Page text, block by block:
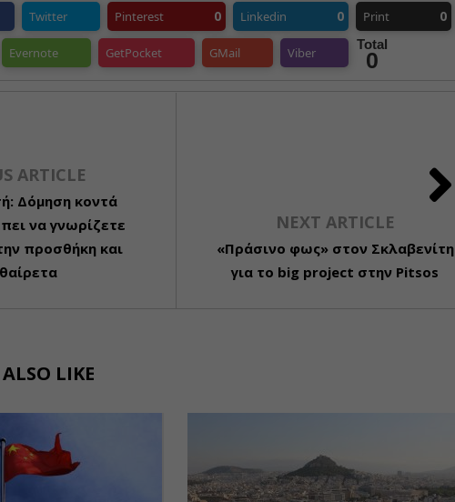
Twitter Pinterest 0 Linkedin 0 Print 0
Evernote GetPocket GMail Viber
Total
0
ARTICLE
Δόμηση κοντά
να γνωρίζετε
προσθήκη και
NEXT ARTICLE
«Πράσινο φως» στον Σκλαβενίτη
για το big project στην Pitsos
LIKE